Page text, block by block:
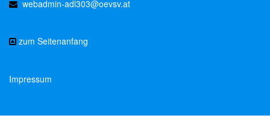
webadmin-adl303@oevsv.at
zum Seitenanfang
Impressum